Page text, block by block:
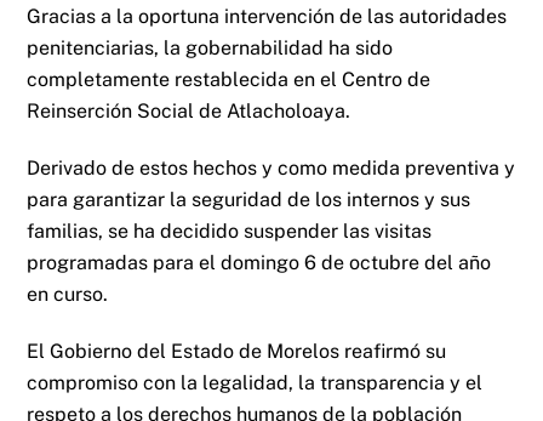
Gracias a la oportuna intervención de las autoridades
penitenciarias, la gobernabilidad ha sido
completamente restablecida en el Centro de
Reinserción Social de Atlacholoaya.
Derivado de estos hechos y como medida preventiva y
para garantizar la seguridad de los internos y sus
familias, se ha decidido suspender las visitas
programadas para el domingo 6 de octubre del año
en curso.
El Gobierno del Estado de Morelos reafirmó su
compromiso con la legalidad, la transparencia y el
respeto a los derechos humanos de la población